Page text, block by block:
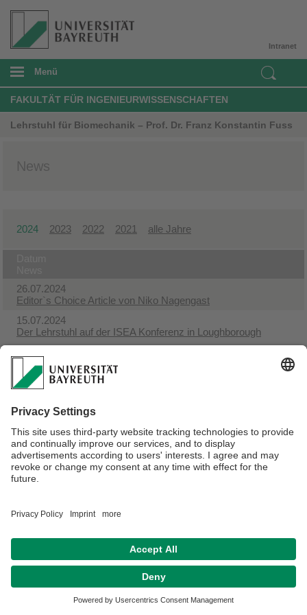
Intranet
Menü
FAKULTÄT FÜR INGENIEURWISSENSCHAFTEN
Lehrstuhl für Biomechanik – Prof. Dr. Franz Konstantin Fuss
News
2024 2023 2022 2021 alle Jahre
26.07.2024
Editor`s Choice Article von Niko Nagengast
15.07.2024
Der Lehrstuhl auf der ISEA Konferenz in Loughborough
Verantwortlich für die Redaktion:
Datenschutz / Disclaimer Barrierefreiheitserklärung
Impressum
Hausordnung
Sitemap Kontakt